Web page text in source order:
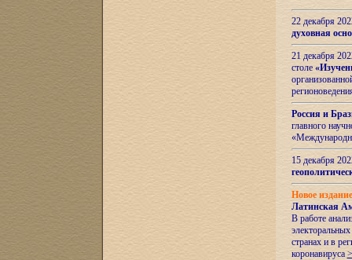
22 декабря
духовная
21 декабря
столе
Россия и
главного
15 декабря
Новое
Латинская
В работе
странах и в
коронавируса